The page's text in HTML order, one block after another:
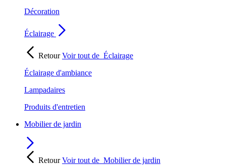
Décoration
Éclairage
RetourVoir tout de Éclairage
Éclairage d'ambiance
Lampadaires
Produits d'entretien
Mobilier de jardin
RetourVoir tout de Mobilier de jardin